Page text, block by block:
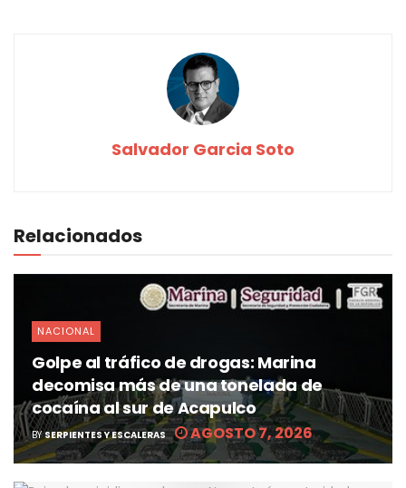
Salvador Garcia Soto
Relacionados
NACIONAL
Golpe al tráfico de drogas: Marina
decomisa más de una tonelada de
cocaína al sur de Acapulco
BY SERPIENTES Y ESCALERAS AGOSTO 7, 2026